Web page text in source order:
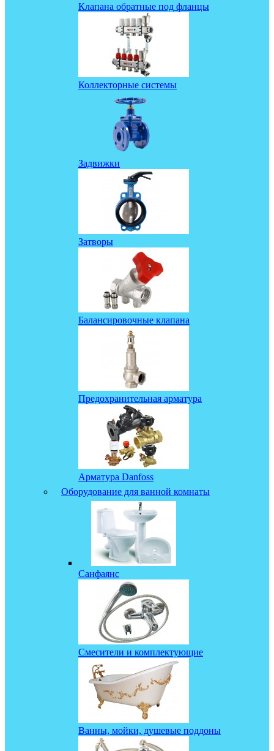
Клапана обратные под фланцы
Коллекторные системы
Задвижки
Затворы
Балансировочные клапана
Предохранительная арматура
Арматура Danfoss
Оборудование для ванной комнаты
Санфаянс
Смесители и комплектующие
Ванны, мойки, душевые поддоны